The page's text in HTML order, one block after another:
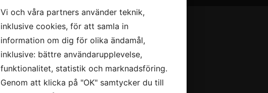
Vi och våra partners använder teknik,
inklusive cookies, för att samla in
information om dig för olika ändamål,
inklusive: bättre användarupplevelse,
funktionalitet, statistik och marknadsföring.
Genom att klicka på "OK" samtycker du till